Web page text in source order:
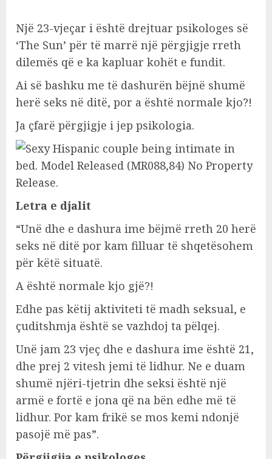
Një 23-vjeçar i është drejtuar psikologes së
‘The Sun’ për të marrë një përgjigje rreth
dilemës që e ka kapluar kohët e fundit.
Ai së bashku me të dashurën bëjnë shumë
herë seks në ditë, por a është normale kjo?!
Ja çfarë përgjigje i jep psikologia.
Letra e djalit
“Unë dhe e dashura ime bëjmë rreth 20 herë
seks në ditë por kam filluar të shqetësohem
për këtë situatë.
A është normale kjo gjë?!
Edhe pas këtij aktiviteti të madh seksual, e
çuditshmja është se vazhdoj ta pëlqej.
Unë jam 23 vjeç dhe e dashura ime është 21,
dhe prej 2 vitesh jemi të lidhur. Ne e duam
shumë njëri-tjetrin dhe seksi është një
armë e fortë e jona që na bën edhe më të
lidhur. Por kam frikë se mos kemi ndonjë
pasojë më pas”.